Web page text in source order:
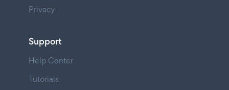
Privacy
Support
Help Center
Tutorials